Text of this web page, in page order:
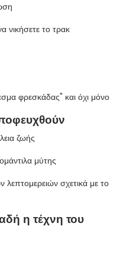
νικήσετε το τρακ
φρεσκάδας" και όχι μόνο
ζωής
μύτης
λεπτομερειών σχετικά με το
η τέχνη του